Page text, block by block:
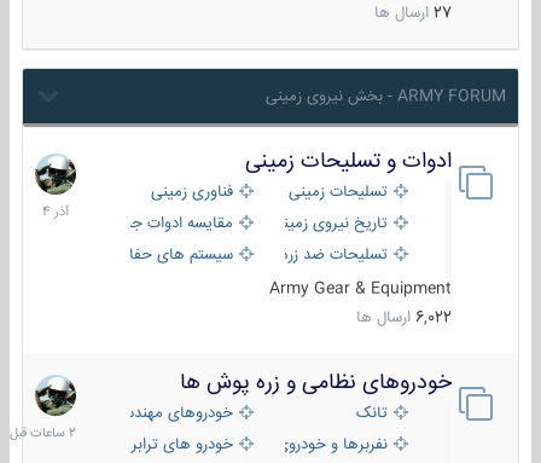
27 ارسال ها
ARMY FORUM - بخش نیروی زمینی
ادوات و تسلیحات زمینی
تسلیحات زمینی
فناوری زمینی
تاریخ نیروی زمینی
مقایسه ادوات جنگی
تسلیحات ضد زره
سیستم های حفاظت فعال
Army Gear & Equipment
6,022 ارسال ها
21
آذر
1404
خودروهای نظامی و زره پوش ها
تانک
خودروهای مهندسی
نفربرها و خودروی های رزمی پیاده نظام
خودرو های ترابری نظامی
2
ساعات
قبل